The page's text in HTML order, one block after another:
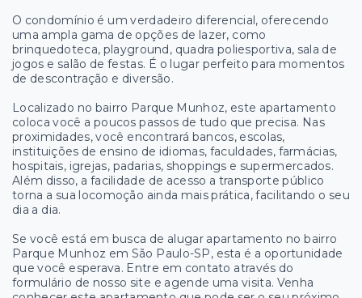
O condomínio é um verdadeiro diferencial, oferecendo
uma ampla gama de opções de lazer, como
brinquedoteca, playground, quadra poliesportiva, sala de
jogos e salão de festas. É o lugar perfeito para momentos
de descontração e diversão.
Localizado no bairro Parque Munhoz, este apartamento
coloca você a poucos passos de tudo que precisa. Nas
proximidades, você encontrará bancos, escolas,
instituições de ensino de idiomas, faculdades, farmácias,
hospitais, igrejas, padarias, shoppings e supermercados.
Além disso, a facilidade de acesso a transporte público
torna a sua locomoção ainda mais prática, facilitando o seu
dia a dia.
Se você está em busca de alugar apartamento no bairro
Parque Munhoz em São Paulo-SP, esta é a oportunidade
que você esperava. Entre em contato através do
formulário de nosso site e agende uma visita. Venha